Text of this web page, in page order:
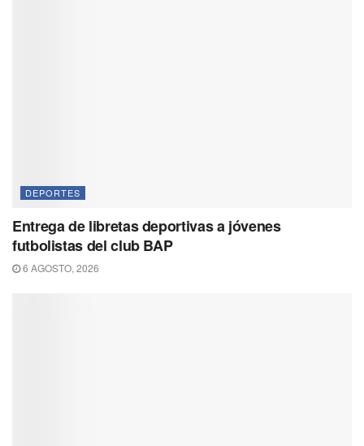
DEPORTES
Entrega de libretas deportivas a jóvenes
futbolistas del club BAP
6 AGOSTO, 2026